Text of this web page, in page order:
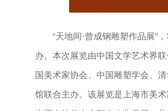
“天地间·曾成钢雕塑作品展”
办。本次展览由中国文学艺术界
国美术家协会、中国雕塑学会、
馆联合主办。该展览是上海市美